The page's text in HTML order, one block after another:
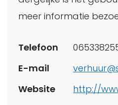
meer informatie
Telefoon
E-mail
Website
http://